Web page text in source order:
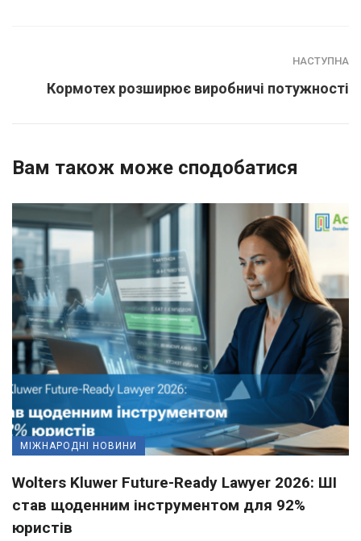
НАСТУПНА
Кормотех розширює виробничі потужності
Вам також може сподобатися
МІЖНАРОДНІ НОВИНИ
Wolters Kluwer Future-Ready Lawyer 2026: ШІ
став щоденним інструментом для 92%
юристів